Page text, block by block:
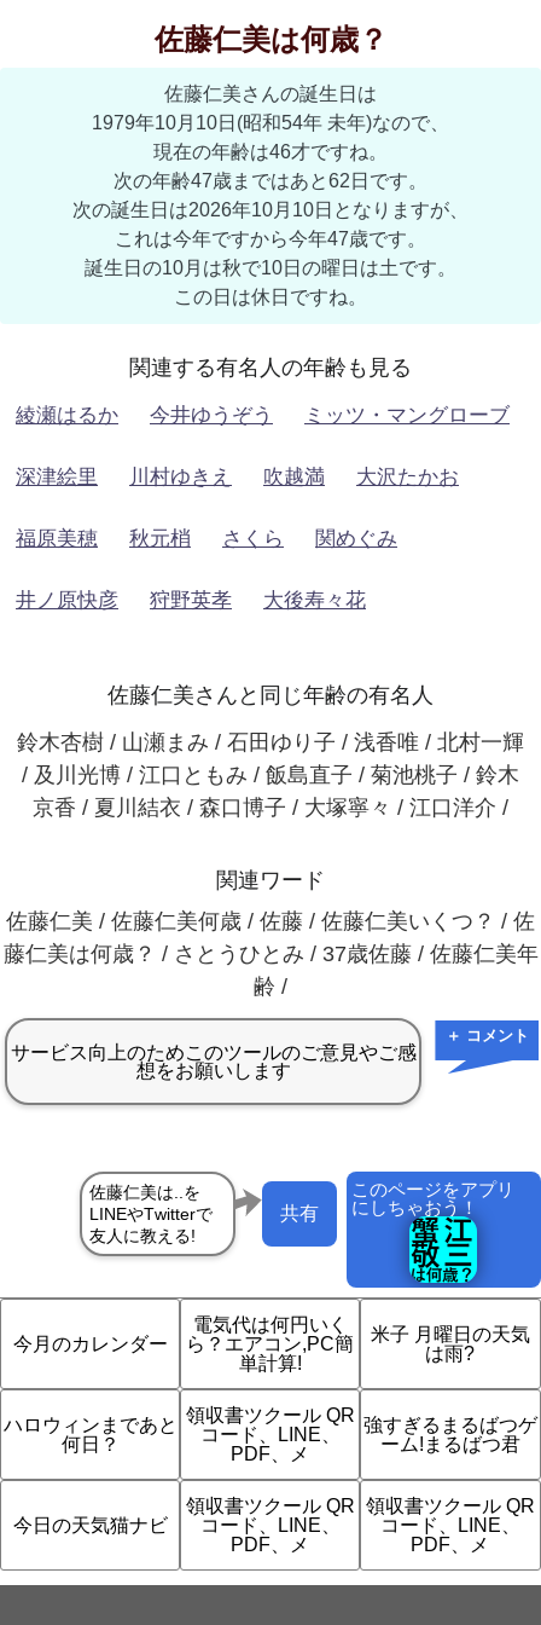
佐藤仁美は何歳？
佐藤仁美さんの誕生日は
1979年10月10日(昭和54年 未年)なので、
現在の年齢は46才ですね。
次の年齢47歳まではあと62日です。
次の誕生日は2026年10月10日となりますが、
これは今年ですから今年47歳です。
誕生日の10月は秋で10日の曜日は土です。
この日は休日ですね。
関連する有名人の年齢も見る
綾瀬はるか 今井ゆうぞう ミッツ・マングローブ
深津絵里 川村ゆきえ 吹越満 大沢たかお
福原美穂 秋元梢 さくら 関めぐみ
井ノ原快彦 狩野英孝 大後寿々花
佐藤仁美さんと同じ年齢の有名人
鈴木杏樹 / 山瀬まみ / 石田ゆり子 / 浅香唯 / 北村一輝
/ 及川光博 / 江口ともみ / 飯島直子 / 菊池桃子 / 鈴木
京香 / 夏川結衣 / 森口博子 / 大塚寧々 / 江口洋介 /
関連ワード
佐藤仁美 / 佐藤仁美何歳 / 佐藤 / 佐藤仁美いくつ？ / 佐
藤仁美は何歳？ / さとうひとみ / 37歳佐藤 / 佐藤仁美年
齢 /
＋ コメント
このページをアプリ
にしちゃおう！
共有
今月のカレンダー
電気代は何円いく
ら？エアコン,PC簡
単計算!
米子 月曜日の天気
は雨?
ハロウィンまであと
何日？
領収書ツクール QR
コード、LINE、
PDF、メ
強すぎるまるばつゲ
ーム!まるばつ君
今日の天気猫ナビ
領収書ツクール QR
コード、LINE、
PDF、メ
領収書ツクール QR
コード、LINE、
PDF、メ